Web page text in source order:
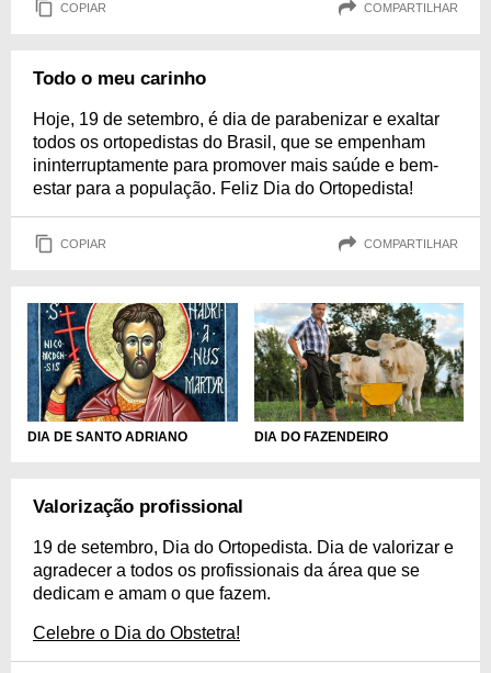
COPIAR COMPARTILHAR
Todo o meu carinho
Hoje, 19 de setembro, é dia de parabenizar e exaltar
todos os ortopedistas do Brasil, que se empenham
ininterruptamente para promover mais saúde e bem-
estar para a população. Feliz Dia do Ortopedista!
COPIAR COMPARTILHAR
DIA DE SANTO ADRIANO DIA DO FAZENDEIRO
Valorização profissional
19 de setembro, Dia do Ortopedista. Dia de valorizar e
agradecer a todos os profissionais da área que se
dedicam e amam o que fazem.
Celebre o Dia do Obstetra!